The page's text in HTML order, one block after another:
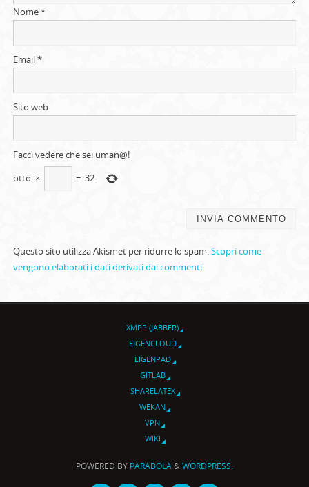
Nome*
Email*
Sito web
Facci vedere che sei uman@!
otto × = 32
Questo sito utilizza Akismet per ridurre lo spam.Scopri come
vengono elaborati i dati derivati dai commenti.
XMPP (JABBER)
EIGENCLOUD
EIGENPAD
GITLAB
SHARELATEX
WEKAN
VPN
WIKI
POWERED BY PARABOLA&WORDPRESS.